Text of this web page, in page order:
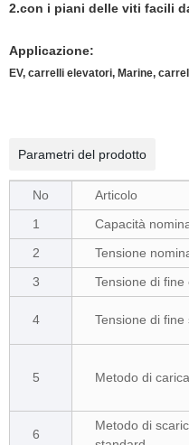
2.con i piani delle viti facili
Applicazione:
EV, carrelli elevatori, Marine,
Parametri del prodotto
No Articolo
1
Capacità
2
Tensione
3
Tensione di fine
4 Tensione di fine
5 Metodo di
6
Metodo di